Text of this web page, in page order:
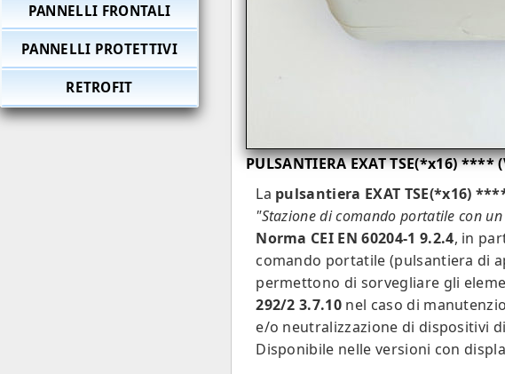
PANNELLI FRONTALI
PANNELLI PROTETTIVI
RETROFIT
PULSANTIERA EXAT TSE(*x16) ****
La pulsantiera EXAT TSE(*x16)
"Stazione di comando portatile con
Norma CEI EN 60204-1 9.2.4, in
comando portatile (pulsantiera di
permettono di sorvegliare gli
292/2 3.7.10 nel caso di
e/o neutralizzazione di dispositivi
Disponibile nelle versioni con